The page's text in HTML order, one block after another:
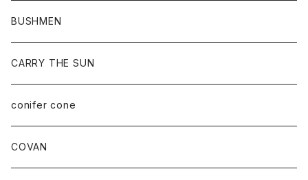
BUSHMEN
CARRY THE SUN
conifer cone
COVAN